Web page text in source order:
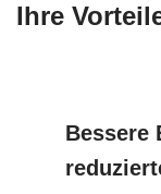
Ihre
Bessere